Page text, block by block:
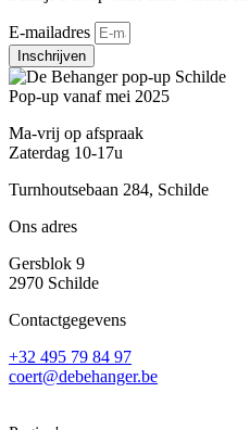
E-mailadres
Inschrijven
Pop-up vanaf mei 2025
Ma-vrij op afspraak
Zaterdag 10-17u
Turnhoutsebaan 284, Schilde
Ons adres
Gersblok 9
2970 Schilde
Contactgegevens
+32 495 79 84 97
coert@debehanger.be